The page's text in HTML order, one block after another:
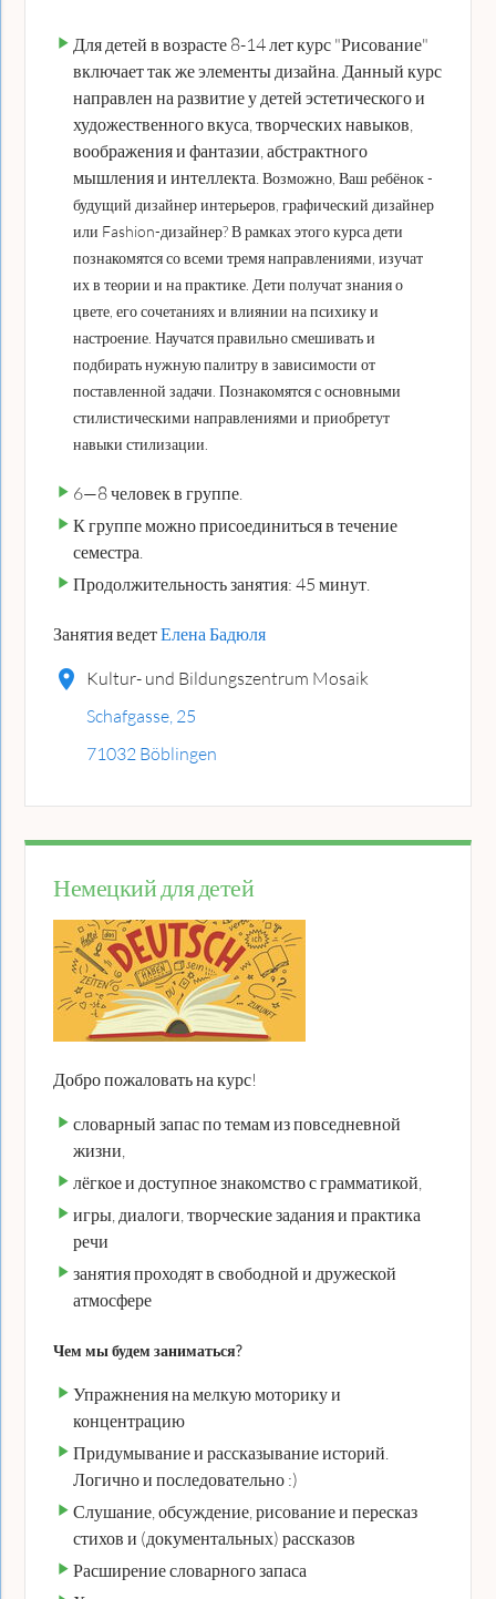
Для детей в возрасте 8-14 лет курс "Рисование"
включает так же элементы дизайна. Данный курс
направлен на развитие у детей эстетического и
художественного вкуса, творческих навыков,
воображения и фантазии, абстрактного
мышления и интеллекта.Возможно, Ваш ребёнок -
будущий дизайнер интерьеров, графический дизайнер
или Fashion-дизайнер? В рамках этого курса дети
познакомятся со всеми тремя направлениями, изучат
их в теории и на практике. Дети получат знания о
цвете, его сочетаниях и влиянии на психику и
настроение. Научатся правильно смешивать и
подбирать нужную палитру в зависимости от
поставленной задачи. Познакомятся с основными
стилистическими направлениями и приобретут
навыки стилизации.
6—8 человек в группе.
К группе можно присоединиться в течение
семестра.
Продолжительность занятия: 45 минут.
Занятия ведетЕлена Бадюля
Kultur- und Bildungszentrum Mosaik
Schafgasse, 25
71032 Böblingen
Немецкий для детей
Добро пожаловать на курс!
словарный запас по темам из повседневной
жизни,
лёгкое и доступное знакомство с грамматикой,
игры, диалоги, творческие задания и практика
речи
занятия проходят в свободной и дружеской
атмосфере
Чем мы будем заниматься?
Упражнения на мелкую моторику и
концентрацию
Придумывание и рассказывание историй.
Логично и последовательно :)
Слушание, обсуждение, рисование и пересказ
стихов и (документальных) рассказов
Расширение словарного запаса